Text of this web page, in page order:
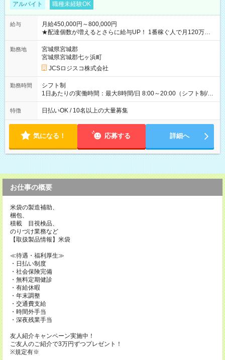
アルバイト 職種未経験OK
給与
月給450,000円～800,000円
★配達個数が増えるとさらに給与UP！ 1番稼ぐ人で月120万ほ
ど！ ・主要都市エリア 月収55万円／週5日稼働 月収65万~112
万円／週6日稼働 ・地方郊外エリア 月収40万円／週5日稼働 月
収40万円~50万円／週6日稼働 ＜モデルイメージ＞ ■月収50万
円 (27歳男性/江東区在住)※元建築関係 1日150個配達×25日勤務
(日休み) ■月収80万円(43歳男性/墨田区在住)※元営業 1日200個
勤務地
宮城県宮城郡
宮城県宮城郡七ヶ浜町
JCSロジスコ株式会社
勤務時間
シフト制
1日あたりの実働時間：最大8時間/日 8:00～20:00（シフト制/実
働8時間） ※週5日勤務（場所次第では週4も有り） ※配達状況
によって時間外での勤務可能性有り ※案件により多少の前後あ
特徴 日払いOK / 10名以上の大量募集
気になる！ 応募する 詳細へ
お仕事の概要
米袋の製造補助、
梱包、
積載 目視検品、
のりづけ業務など
【取扱製品情報】米袋
≪待遇・福利厚生≫
・日払い制度
・社会保険完備
・無料定期健診
・有給休暇
・年末調整
・交通費支給
・時間外手当
・深夜残業手当
友人紹介キャンペーン実施中！
ご友人のご紹介で3万円ずつプレゼント！
※規定有※